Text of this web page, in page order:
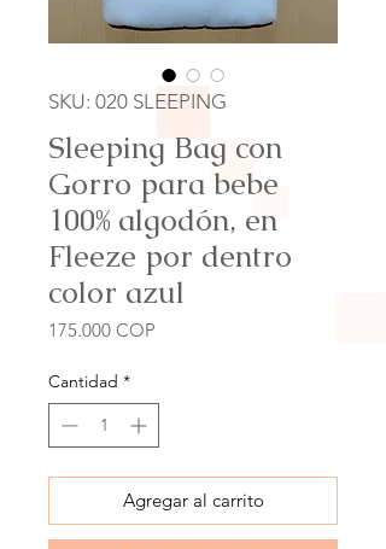
SKU: 020 SLEEPING
Sleeping Bag con
Gorro para bebe
100% algodón, en
Fleeze por dentro
color azul
175.000 COP
Cantidad *
Agregar al carrito